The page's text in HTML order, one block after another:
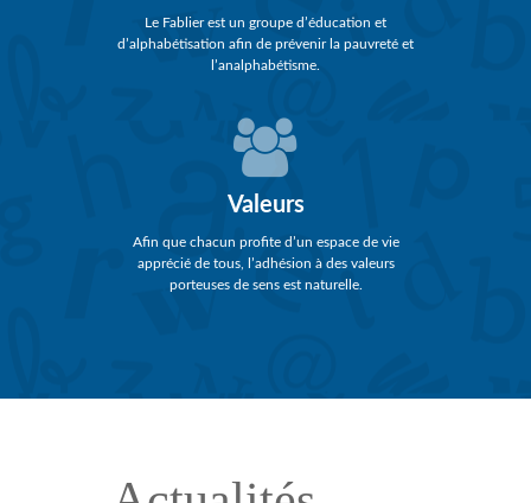
Le Fablier est un groupe d’éducation et
d’alphabétisation afin de prévenir la pauvreté et
l’analphabétisme.
Valeurs
Afin que chacun profite d’un espace de vie
apprécié de tous, l’adhésion à des valeurs
porteuses de sens est naturelle.